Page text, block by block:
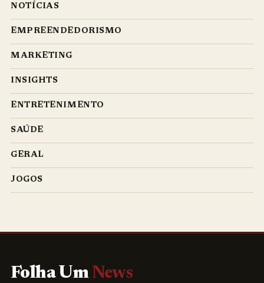
NOTÍCIAS
EMPREENDEDORISMO
MARKETING
INSIGHTS
ENTRETENIMENTO
SAÚDE
GERAL
JOGOS
Folha Um News